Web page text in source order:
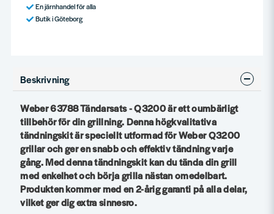
En järnhandel för alla
Butik i Göteborg
Beskrivning
Weber 63788 Tändarsats - Q3200 är ett oumbärligt
tillbehör för din grillning. Denna högkvalitativa
tändningskit är speciellt utformad för Weber Q3200
grillar och ger en snabb och effektiv tändning varje
gång. Med denna tändningskit kan du tända din grill
med enkelhet och börja grilla nästan omedelbart.
Produkten kommer med en 2-årig garanti på alla delar,
vilket ger dig extra sinnesro.